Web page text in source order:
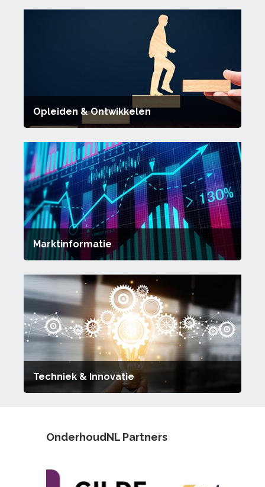
Opleiden & Ontwikkelen
Marktinformatie
Techniek & Innovatie
OnderhoudNL Partners